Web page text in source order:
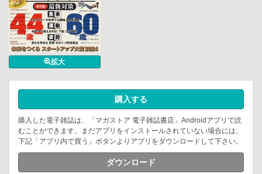
拡大
購入する
購入した電子雑誌は、「マガストア 電子雑誌書店」Androidアプリで読
むことができます。まだアプリをインストールされていない場合には、
下記「アプリ内で買う」ボタンよりアプリをダウンロードして下さい。
ダウンロード